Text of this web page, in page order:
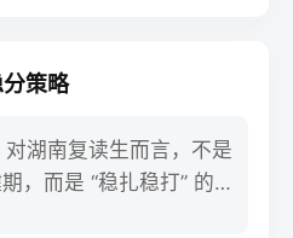
策略
湖南复读生而言，不是
，而是 “稳扎稳打” 的守